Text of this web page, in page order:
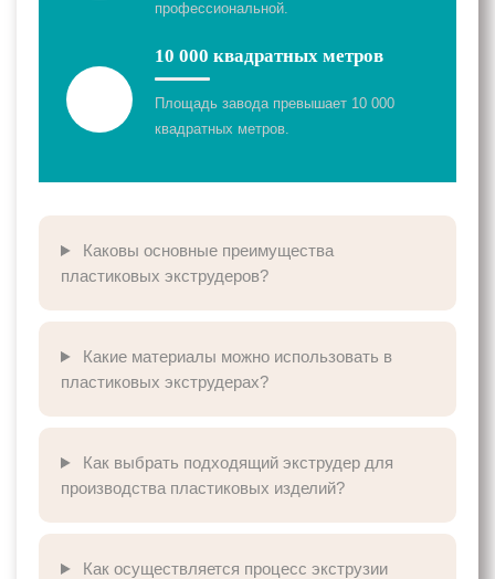
профессиональной.
10 000 квадратных метров
Площадь завода превышает 10 000
квадратных метров.
Каковы основные преимущества
пластиковых экструдеров?
Какие материалы можно использовать в
пластиковых экструдерах?
Как выбрать подходящий экструдер для
производства пластиковых изделий?
Как осуществляется процесс экструзии